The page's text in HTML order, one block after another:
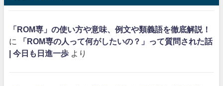
「ROM専」の使い方や意味、例文や類義語を徹底解説！
に
「ROM専の人って何がしたいの？」って質問された話
| 今日も日進一歩 より